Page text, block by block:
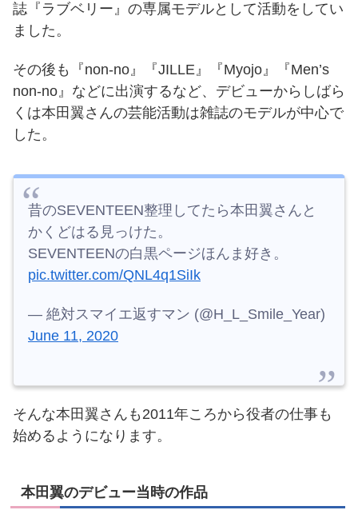
誌『ラブベリー』の専属モデルとして活動をしてい
ました。
その後も『non-no』『JILLE』『Myojo』『Men’s
non-no』などに出演するなど、デビューからしばら
くは本田翼さんの芸能活動は雑誌のモデルが中心で
した。
昔のSEVENTEEN整理してたら本田翼さんと
かくどはる見っけた。
SEVENTEENの白黒ページほんま好き。
pic.twitter.com/QNL4q1SiIk
— 絶対スマイエ返すマン (@H_L_Smile_Year)
June 11, 2020
そんな本田翼さんも2011年ころから役者の仕事も
始めるようになります。
本田翼のデビュー当時の作品